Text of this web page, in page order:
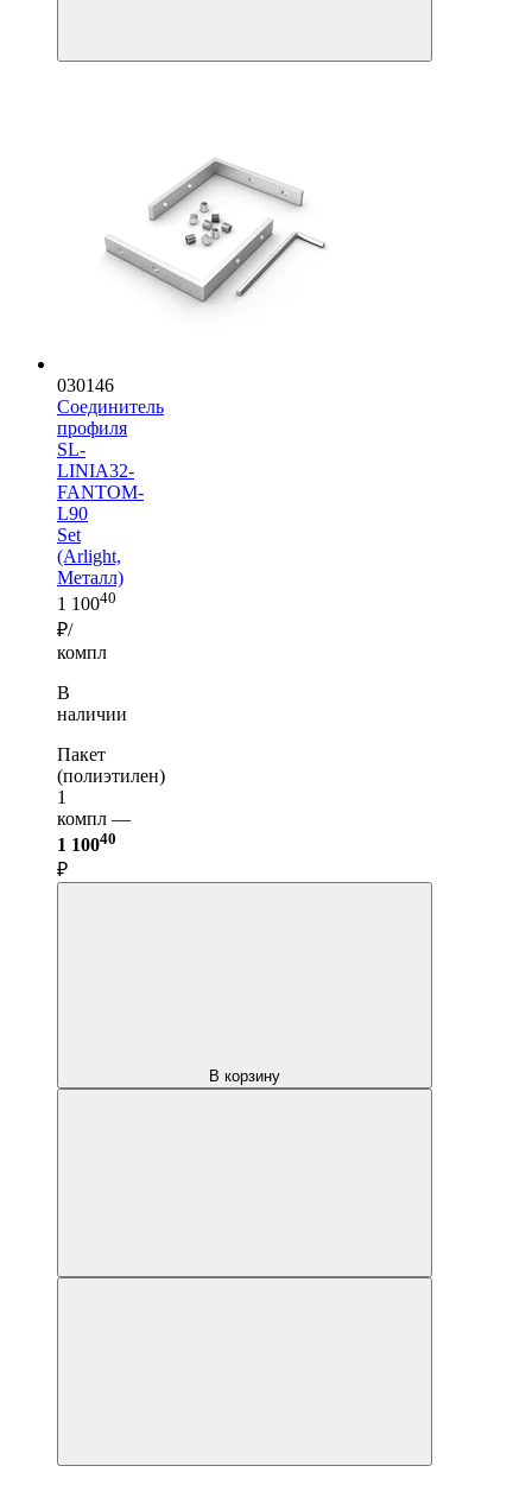
030146
Соединитель
профиля
SL-
LINIA32-
FANTOM-
L90
Set
(Arlight,
Металл)
1 10040
₽/
компл
В
наличии
Пакет
(полиэтилен)
1
компл —
1 10040
₽
В корзину